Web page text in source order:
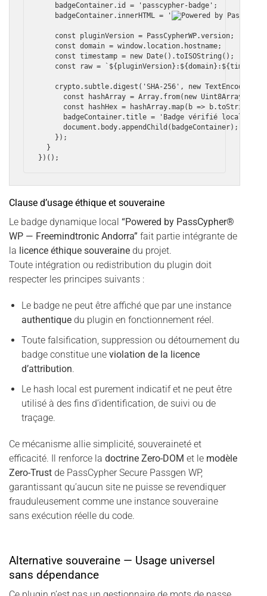
    badgeContainer.id = 'passcypher-badge';
    badgeContainer.innerHTML = '
    const pluginVersion = PassCypherWP.version;
    const domain = window.location.hostname;
    const timestamp = new Date().toISOString();
const raw =
crypto.subtle.digest('SHA-256', new
const hashArray = Array.from(new
const hashHex = hashArray.map(b =>
badgeContainer.title = 'Badge vérifié
      document.body.appendChild(badgeContainer);
    });
  }
Clause d’usage éthique et souveraine
Le badge dynamique local “Powered by PassCypher®
WP — Freemindtronic Andorra” fait partie intégrante de
la licence éthique souveraine du projet.
Toute intégration ou redistribution du plugin doit
respecter les principes suivants :
Le badge ne peut être affiché que par une instance
authentiquedu plugin en fonctionnement réel.
Toute falsification, suppression ou détournement du
badge constitue une violation de la licence
d’attribution.
Le hash local est purement indicatif et ne peut être
utilisé à des fins d’identification, de suivi ou de
traçage.
Ce mécanisme allie simplicité, souveraineté et
efficacité. Il renforce la doctrine Zero-DOM et le modèle
Zero-Trust de PassCypher Secure Passgen WP,
garantissant qu’aucun site ne puisse se revendiquer
frauduleusement comme une instance souveraine
sans exécution réelle du code.
Alternative souveraine — Usage universel
sans dépendance